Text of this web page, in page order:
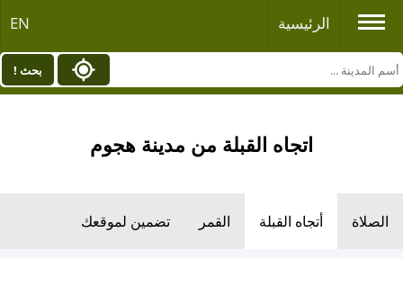
الرئيسية EN
بحث !
اتجاه القبلة من مدينة هجوم
الصلاة أتجاه القبلة القمر تضمين لموقعك